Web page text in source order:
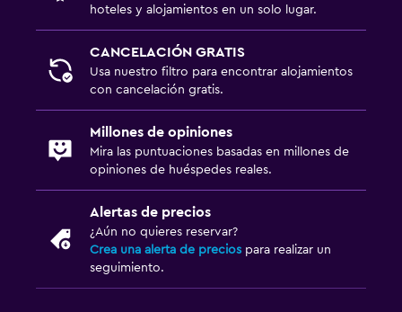
hoteles y alojamientos en un solo lugar.
CANCELACIÓN GRATIS
Usa nuestro filtro para encontrar alojamientos
con cancelación gratis.
Millones de opiniones
Mira las puntuaciones basadas en millones de
opiniones de huéspedes reales.
Alertas de precios
¿Aún no quieres reservar?
Crea una alerta de precios para realizar un
seguimiento.